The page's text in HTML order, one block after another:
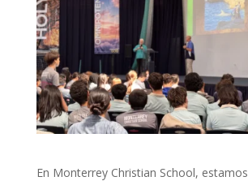
En Monterrey Christian School, estamos